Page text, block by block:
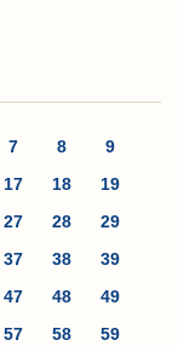
7 8
9
17 18
19
27 28
29
37 38
39
47 48
49
57 58
59